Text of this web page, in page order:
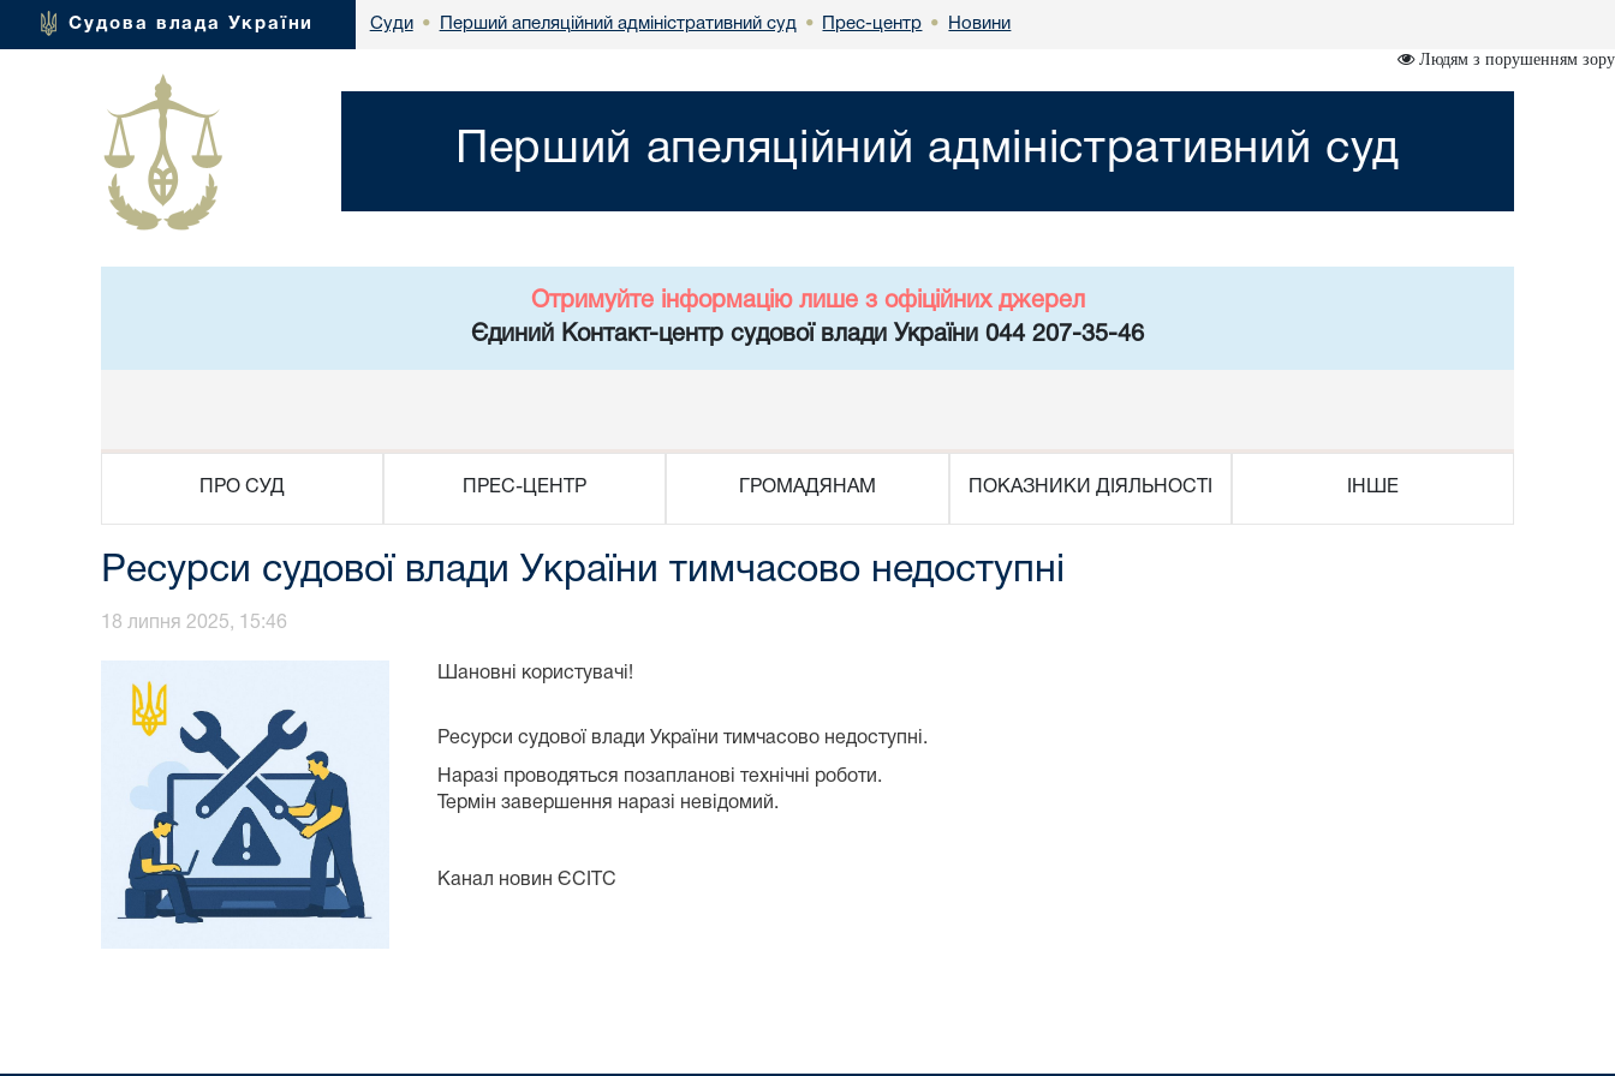
Судова влада України Суди • Перший апеляційний адміністративний суд • Прес-центр • Новини
Людям з порушенням зору
Перший апеляційний адміністративний суд
Отримуйте інформацію лише з офіційних джерел
Єдиний Контакт-центр судової влади України 044 207-35-46
ПРО СУД ПРЕС-ЦЕНТР ГРОМАДЯНАМ ПОКАЗНИКИ ДІЯЛЬНОСТІ ІНШЕ
Ресурси судової влади України тимчасово недоступні
18 липня 2025, 15:46
Шановні користувачі!
Ресурси судової влади України тимчасово недоступні.
Наразі проводяться позапланові технічні роботи.
Термін завершення наразі невідомий.
Канал новин ЄСІТС